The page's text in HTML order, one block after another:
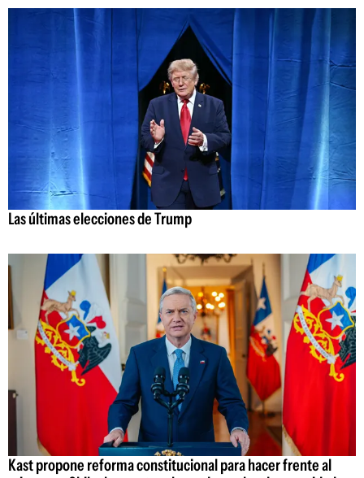
Las últimas elecciones de Trump
Kast propone reforma constitucional para hacer frente al